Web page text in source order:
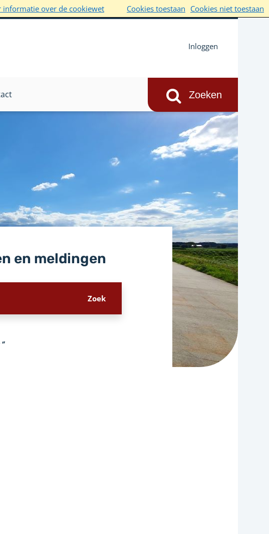
informatie over de cookiewet Cookies toestaan Cookies niet toestaan
Inloggen
en meldingen
‘’